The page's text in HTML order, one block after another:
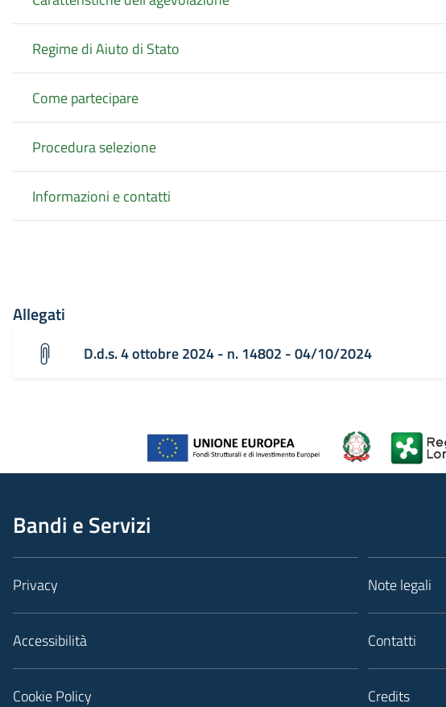
Regime di Aiuto di Stato
Come partecipare
Procedura selezione
Informazioni e contatti
Allegati
D.d.s. 4 ottobre 2024 - n. 14802 - 04/10/2024
Bandi e Servizi
Privacy
Accessibilità
Cookie Policy
Note legali
Contatti
Credits